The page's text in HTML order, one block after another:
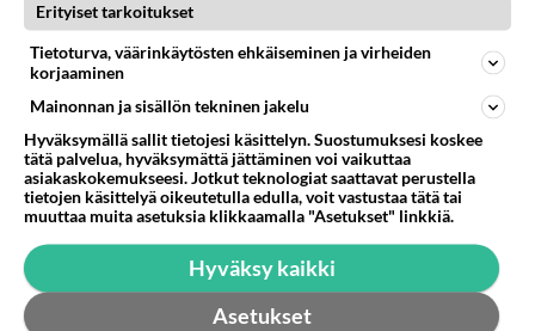
LUETUIMMAT
Muistatko? Kädestä suuhun
elävä Satu sai jättimäisen
rahasalkun Henry-
Erityiset tarkoitukset
Tietoturva, väärinkäytösten ehkäiseminen ja virheiden
korjaaminen
Mainonnan ja sisällön tekninen jakelu
Hyväksymällä sallit tietojesi käsittelyn. Suostumuksesi koskee
tätä palvelua, hyväksymättä jättäminen voi vaikuttaa
asiakaskokemukseesi. Jotkut teknologiat saattavat perustella
tietojen käsittelyä oikeutetulla edulla, voit vastustaa tätä tai
muuttaa muita asetuksia klikkaamalla "Asetukset" linkkiä.
Hyväksy kaikki
Asetukset